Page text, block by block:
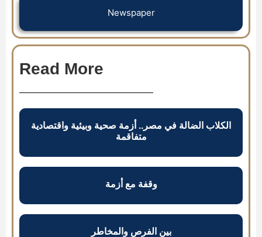
Newspaper
Read More
الكلاب الضالة في مصر.. أزمة صحية وبيئية واقتصادية
متفاقمة
وقفة مع أزمة
بين الفرص والمخاطر